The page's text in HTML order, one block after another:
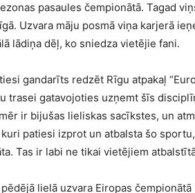
pasaules čempionātā. Tagad
Uzvara māju posmā viņa karjerā
lādiņa dēļ, ko sniedza vietējie fani.
gandarīts redzēt Rīgu atpakaļ
trasei gatavojoties uzņemt šīs
ir bijušas lieliskas sacīkstes, un
patiesi izprot un atbalsta šo
Tas ir labi ne tikai vietējiem
lielā uzvara Eiropas